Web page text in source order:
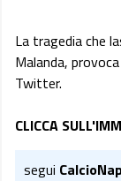
La tragedia che
Malanda,
Twitter.
CLICCA
segui